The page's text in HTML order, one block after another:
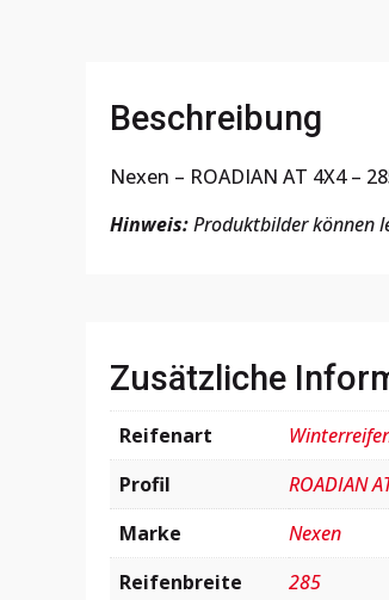
Beschreibung
Nexen – ROADIAN AT 4X4 –
Hinweis:Produktbilder können
Zusätzliche
Reifenart
Profil
ROADIAN
Marke
Nexen
Reifenbreite
285